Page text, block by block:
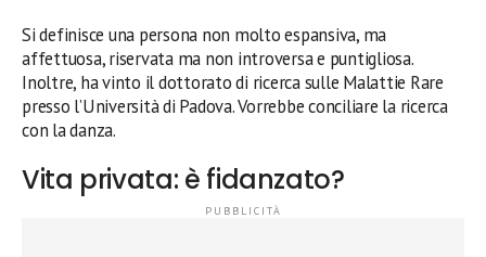
Si definisce una persona non molto espansiva, ma
affettuosa, riservata ma non introversa e puntigliosa.
Inoltre, ha vinto il dottorato di ricerca sulle Malattie Rare
presso l’Università di Padova. Vorrebbe conciliare la ricerca
con la danza.
Vita privata: è fidanzato?